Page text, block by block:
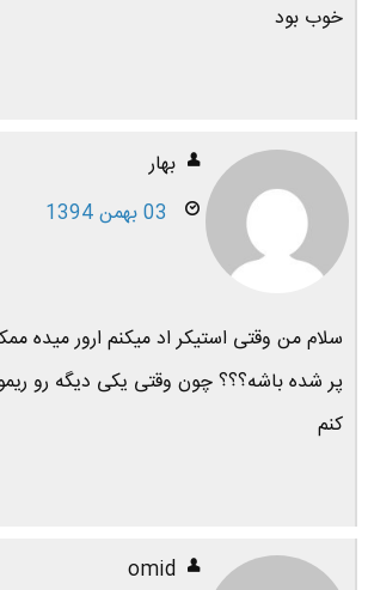
خوب بود
بهار
03 بهمن 1394
سلام من وقتی استیکر اد میکنم ارور میده
پر شده باشه؟؟؟ چون وقتی یکی دیگه رو
کنم
omid